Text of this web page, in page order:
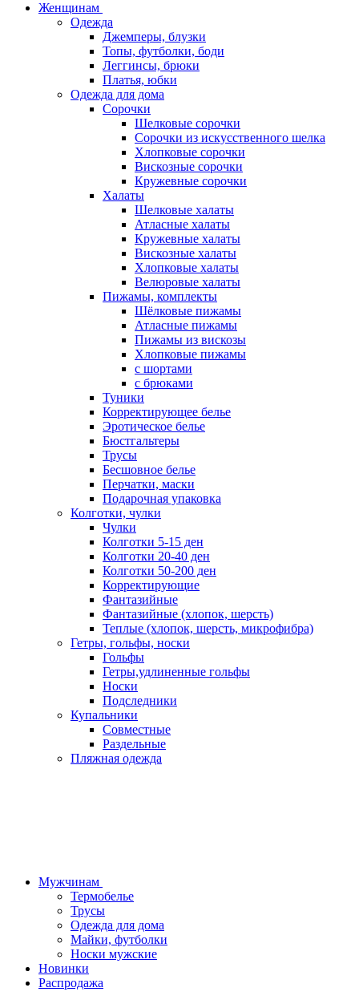
Женщинам
Одежда
Джемперы, блузки
Топы, футболки, боди
Леггинсы, брюки
Платья, юбки
Одежда для дома
Сорочки
Шелковые сорочки
Сорочки из искусственного шелка
Хлопковые сорочки
Вискозные сорочки
Кружевные сорочки
Халаты
Шелковые халаты
Атласные халаты
Кружевные халаты
Вискозные халаты
Хлопковые халаты
Велюровые халаты
Пижамы, комплекты
Шёлковые пижамы
Атласные пижамы
Пижамы из вискозы
Хлопковые пижамы
с шортами
с брюками
Туники
Корректирующее белье
Эротическое белье
Бюстгальтеры
Трусы
Бесшовное белье
Перчатки, маски
Подарочная упаковка
Колготки, чулки
Чулки
Колготки 5-15 ден
Колготки 20-40 ден
Колготки 50-200 ден
Корректирующие
Фантазийные
Фантазийные (хлопок, шерсть)
Теплые (хлопок, шерсть, микрофибра)
Гетры, гольфы, носки
Гольфы
Гетры,удлиненные гольфы
Носки
Подследники
Купальники
Совместные
Раздельные
Пляжная одежда
Мужчинам
Термобелье
Трусы
Одежда для дома
Майки, футболки
Носки мужские
Новинки
Распродажа